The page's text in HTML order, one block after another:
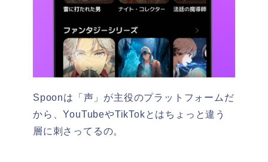
Spoonは「声」が主役のプラットフォームだ
から、YouTubeやTikTokとはちょっと違う
層に刺さってるの。